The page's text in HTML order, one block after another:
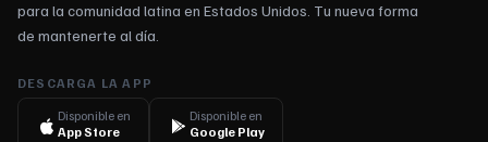
para la comunidad latina en Estados Unidos. Tu nueva forma
de mantenerte al día.
DESCARGA LA APP
Disponible en
App Store
Disponible en
Google Play